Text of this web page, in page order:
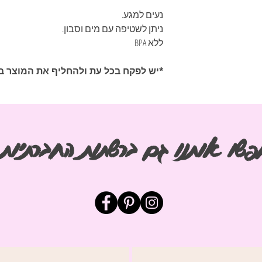
נעים למגע.
ניתן לשטיפה עם מים וסבון.
ללא BPA
*יש לפקח בכל עת ולהחליף את המוצר
אותנו גם ברשתות החברתיות